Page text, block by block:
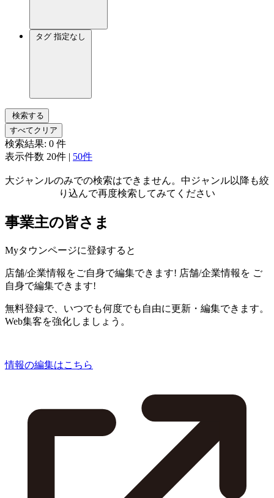
タグ 指定なし
検索する
すべてクリア
検索結果: 0 件
表示件数 20件 | 50件
大ジャンルのみでの検索はできません。中ジャンル以降も絞
り込んで再度検索してみてください
事業主の皆さま
Myタウンページに登録すると
店舗/企業情報をご自身で編集できます! 店舗/企業情報を ご
自身で編集できます!
無料登録で、いつでも何度でも自由に更新・編集できます。
Web集客を強化しましょう。
情報の編集はこちら